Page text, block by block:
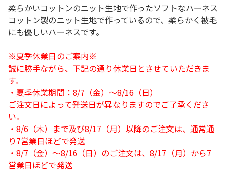
柔らかいコットンのニット生地で作ったソフトなハーネス
コットン製のニット生地で作っているので、柔らかく被毛
にも優しいハーネスです。
※夏季休業日のご案内※
誠に勝手ながら、下記の通り休業日とさせていただきま
す。
・夏季休業期間：8/7（金）～8/16（日）
ご注文日によって発送日が異なりますのでご了承くださ
い。
・8/6（木）まで及び8/17（月）以降のご注文は、通常通
り7営業日ほどで発送
・8/7（金）～8/16（日）のご注文は、8/17（月）から7
営業日ほどで発送